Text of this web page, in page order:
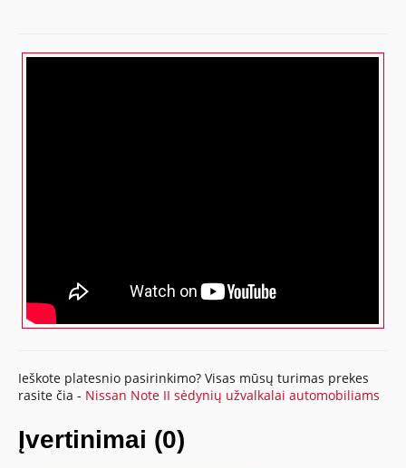
Ieškote platesnio pasirinkimo? Visas mūsų turimas prekes
rasite čia - Nissan Note II sėdynių užvalkalai automobiliams
Įvertinimai (0)